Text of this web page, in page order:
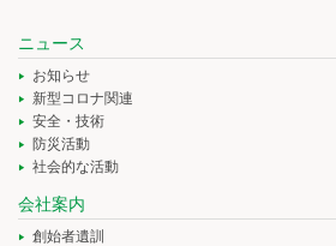
ニュース
お知らせ
新型コロナ関連
安全・技術
防災活動
社会的な活動
会社案内
創始者遺訓